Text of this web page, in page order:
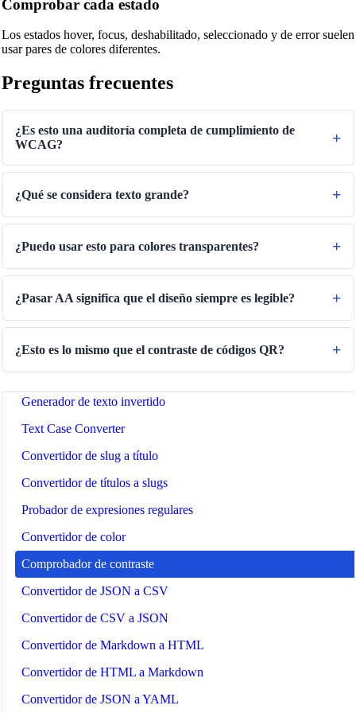
Convertidor de Volumen
Convertidor de volumen seco
Convertidor de energía
Conversor de presión
Convertidor de velocidad
Conversor de tiempo
Binary/Hex/Decimal Converter
Morse Code Translator
Number to Words Converter
Generador de texto invertido
Text Case Converter
Convertidor de slug a título
Convertidor de títulos a slugs
Probador de expresiones regulares
Convertidor de color
Comprobador de contraste
Convertidor de JSON a CSV
Convertidor de CSV a JSON
Convertidor de Markdown a HTML
Convertidor de HTML a Markdown
Convertidor de JSON a YAML
Comprobar cada estado
Los estados hover, focus, deshabilitado, seleccionado y de error suelen
usar pares de colores diferentes.
Preguntas frecuentes
¿Es esto una auditoría completa de cumplimiento de
WCAG?
¿Qué se considera texto grande?
¿Puedo usar esto para colores transparentes?
¿Pasar AA significa que el diseño siempre es legible?
¿Esto es lo mismo que el contraste de códigos QR?